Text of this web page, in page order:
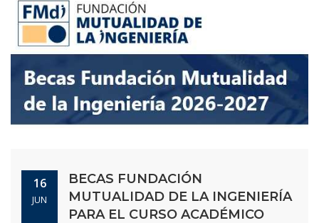
16
JUN
BECAS FUNDACIÓN
MUTUALIDAD DE LA INGENIERÍA
PARA EL CURSO ACADÉMICO